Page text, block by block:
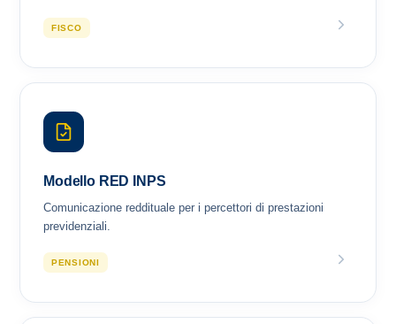
FISCO
Modello RED INPS
Comunicazione reddituale per i percettori di prestazioni
previdenziali.
PENSIONI